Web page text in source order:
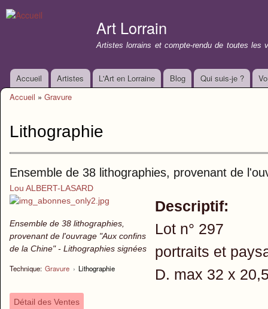
Art Lorrain
Artistes lorrains et compte-rendu de toutes les
Menu principal
Accueil Artistes L'Art en Lorraine Blog Qui suis-je ?
Accueil » Gravure
Lithographie
Ensemble de 38 lithographies, provenant de
Lou ALBERT-LASARD
Ensemble de 38 lithographies,
provenant de l'ouvrage "Aux confins
de la Chine" - Lithographies signées
Technique: Gravure › Lithographie
Descriptif:
Lot n° 297
portraits et
D. max 32 x
Détail des Ventes